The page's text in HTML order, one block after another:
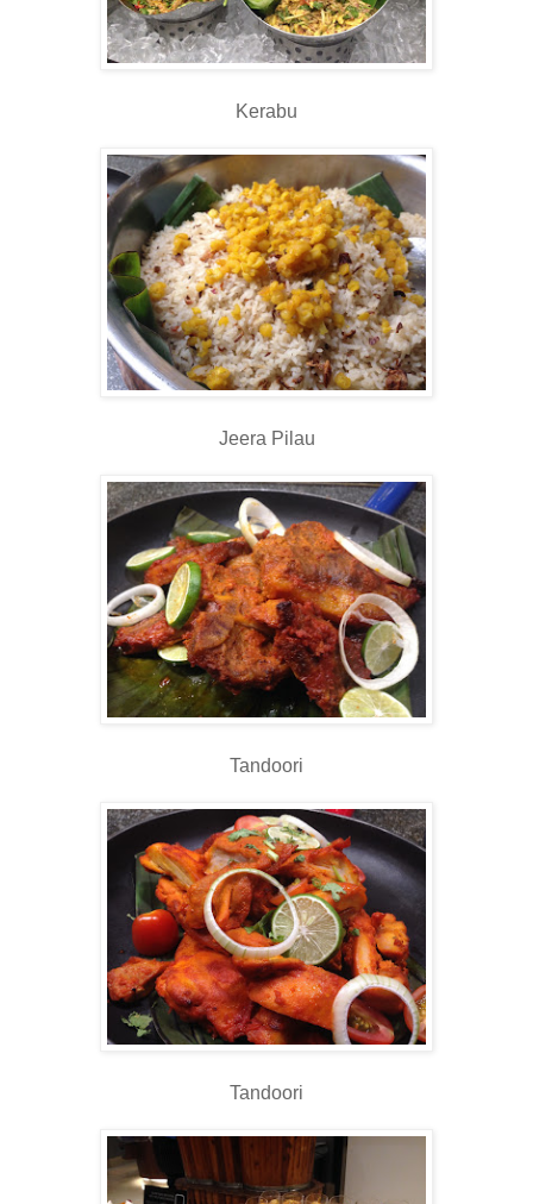
Kerabu
Jeera Pilau
Tandoori
Tandoori